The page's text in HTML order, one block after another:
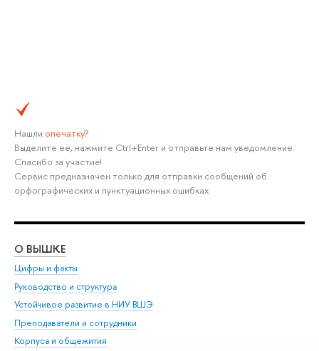
Нашли опечатку?
Выделите её, нажмите Ctrl+Enter и отправьте нам уведомление.
Спасибо за участие!
Сервис предназначен только для отправки сообщений об
орфографических и пунктуационных ошибках.
О ВЫШКЕ
Цифры и факты
Руководство и структура
Устойчивое развитие в НИУ ВШЭ
Преподаватели и сотрудники
Корпуса и общежития